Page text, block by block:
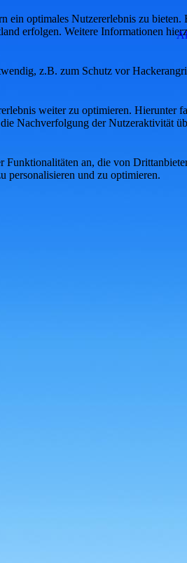
ein optimales Nutzererlebnis zu
erfolgen. Weitere Informationen
z.B. zum Schutz vor
weiter zu optimieren. Hierunter
Nachverfolgung der Nutzeraktivität
Funktionalitäten an, die von
personalisieren und zu optimieren.